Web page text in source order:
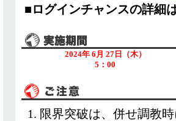
■ログインチャンスの詳細
2024年 6月 27日（木）
5：00
限界突破は、併せ調教